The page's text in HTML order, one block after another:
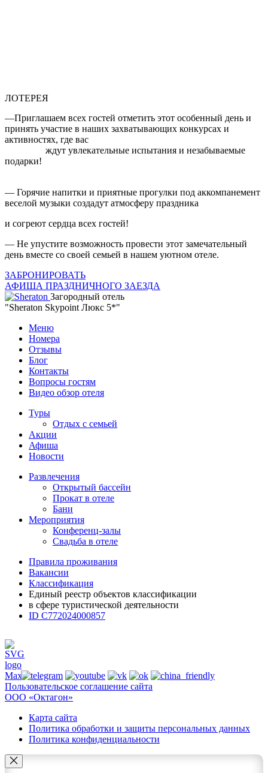
ЛОТЕРЕЯ
—Приглашаем всех гостей отметить этот особенный день и
принять участие в наших захватывающих конкурсах и
активностях, где вас
ждут увлекательные испытания и незабываемые
подарки!
— Горячие напитки и приятные прогулки под аккомпанемент
веселой музыки создадут атмосферу праздника
и согреют сердца всех гостей!
— Не упустите возможность провести этот замечательный
день вместе со своей семьей в нашем уютном отеле.
ЗАБРОНИРОВАТЬ
АФИША ПРАЗДНИЧНОГО ЗАЕЗДА
Загородный отель
"Sheraton Skypoint Люкс 5*"
Меню
Номера
Отзывы
Блог
Контакты
Вопросы гостям
Видео обзор отеля
Туры
Отдых с семьей
Акции
Афиша
Новости
Развлечения
Открытый бассейн
Прокат в отеле
Бани
Мероприятия
Конференц-залы
Свадьба в отеле
Правила проживания
Вакансии
Классификация
Единый реестр объектов классификации
в сфере туристической деятельности
ID С772024000857
Пользовательское соглашение сайта
ООО «Октагон»
Карта сайта
Политика обработки и защиты персональных данных
Политика конфиденциальности